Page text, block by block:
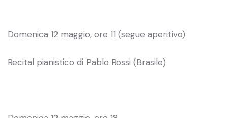
Domenica 12 maggio, ore 11 (segue aperitivo)
Recital pianistico di Pablo Rossi (Brasile)